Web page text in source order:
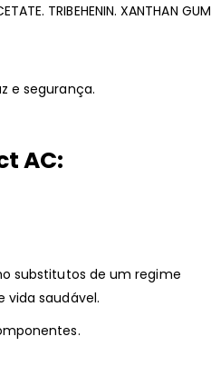
TRIBEHENIN. XANTHAN GUM
e segurança.
AC:
substitutos de um regime
vida saudável.